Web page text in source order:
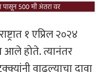
१ एप्रिल २०२४
आले होते. त्यानंतर